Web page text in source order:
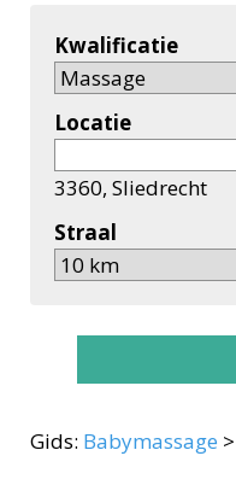
Kwalificatie
Locatie
3360, Sliedrecht
Straal
Gids: Babymassage >